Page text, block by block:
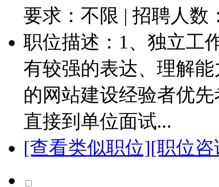
要求：不限 | 招聘人数
职位描述：1、独立工
有较强的表达、理解
的网站建设经验者优
直接到单位面试...
[查看类似职位][职位